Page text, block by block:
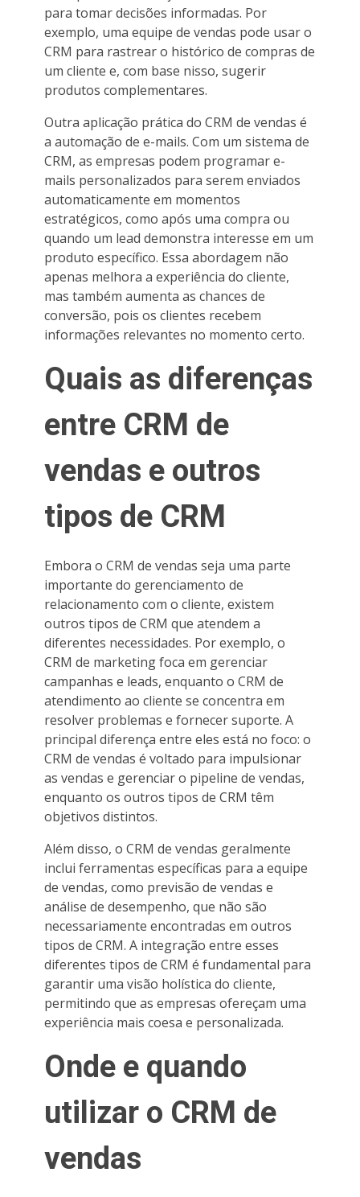
para tomar decisões informadas. Por
exemplo, uma equipe de vendas pode usar o
CRM para rastrear o histórico de compras de
um cliente e, com base nisso, sugerir
produtos complementares.
Outra aplicação prática do CRM de vendas é
a automação de e-mails. Com um sistema de
CRM, as empresas podem programar e-
mails personalizados para serem enviados
automaticamente em momentos
estratégicos, como após uma compra ou
quando um lead demonstra interesse em um
produto específico. Essa abordagem não
apenas melhora a experiência do cliente,
mas também aumenta as chances de
conversão, pois os clientes recebem
informações relevantes no momento certo.
Quais as diferenças
entre CRM de
vendas e outros
tipos de CRM
Embora o CRM de vendas seja uma parte
importante do gerenciamento de
relacionamento com o cliente, existem
outros tipos de CRM que atendem a
diferentes necessidades. Por exemplo, o
CRM de marketing foca em gerenciar
campanhas e leads, enquanto o CRM de
atendimento ao cliente se concentra em
resolver problemas e fornecer suporte. A
principal diferença entre eles está no foco: o
CRM de vendas é voltado para impulsionar
as vendas e gerenciar o pipeline de vendas,
enquanto os outros tipos de CRM têm
objetivos distintos.
Além disso, o CRM de vendas geralmente
inclui ferramentas específicas para a equipe
de vendas, como previsão de vendas e
análise de desempenho, que não são
necessariamente encontradas em outros
tipos de CRM. A integração entre esses
diferentes tipos de CRM é fundamental para
garantir uma visão holística do cliente,
permitindo que as empresas ofereçam uma
experiência mais coesa e personalizada.
Onde e quando
utilizar o CRM de
vendas